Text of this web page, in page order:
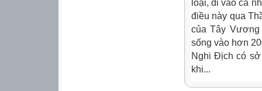
loại, đi vào cả
điều này qua
của Tây Vương
sống vào hơn
Nghi Địch có
khi...